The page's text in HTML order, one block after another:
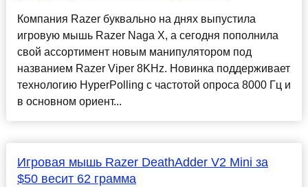
Компания Razer буквально на днях выпустила
игровую мышь Razer Naga X, а сегодня пополнила
свой ассортимент новым манипулятором под
названием Razer Viper 8KHz. Новинка поддерживает
технологию HyperPolling с частотой опроса 8000 Гц и
в основном ориент...
Игровая мышь Razer DeathAdder V2 Mini за
$50 весит 62 грамма